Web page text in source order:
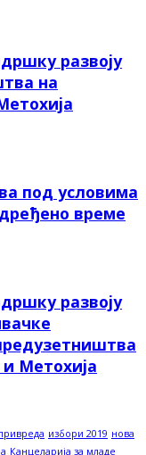
развоју
на
под условима
време
развоју
Метохија
избори 2019 нова
Канцеларија за младе